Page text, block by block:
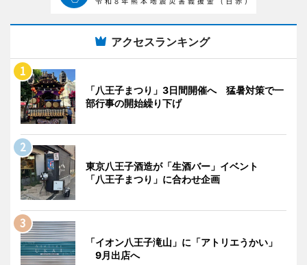
アクセスランキング
「八王子まつり」3日間開催へ 猛暑対策で一
部行事の開始繰り下げ
東京八王子酒造が「生酒バー」イベント
「八王子まつり」に合わせ企画
「イオン八王子滝山」に「アトリエうかい」
9月出店へ